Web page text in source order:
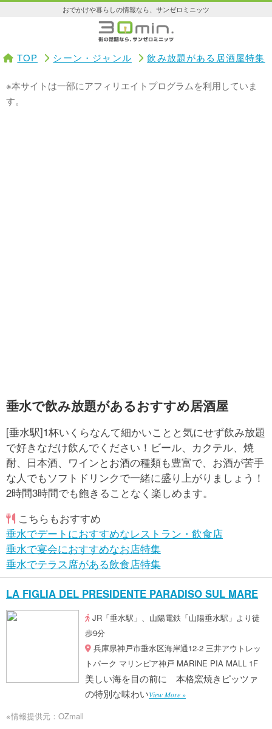
おでかけや暮らしの情報なら、サンゼロミニッツ
TOP シーン・ジャンル 飲み放題がある居酒屋特集
※本サイトは一部にアフィリエイトプログラムを利用していま
す。
垂水で飲み放題があるおすすめ居酒屋
[垂水駅]1杯いくらなんて細かいことと気にせず飲み放題
で好きなだけ飲んでください！ビール、カクテル、焼
酎、日本酒、ワインとお酒の種類も豊富で、お酒が苦手
な人でもソフトドリンクで一緒に盛り上がりましょう！
2時間3時間でも飽きることなく楽しめます。
こちらもおすすめ
垂水でデートにおすすめなレストラン・飲食店
垂水で宴会におすすめなお店特集
垂水でテラス席がある飲食店特集
LA FIGLIA DEL PRESIDENTE PARADISO SUL MARE
JR「垂水駅」、山陽電鉄「山陽垂水駅」より徒
歩9分
兵庫県神戸市垂水区海岸通12-2 三井アウトレッ
トパーク マリンピア神戸 MARINE PIA MALL 1F
美しい海を目の前に 本格窯焼きピッツァ
の特別な味わいView More »
※情報提供元：OZmall